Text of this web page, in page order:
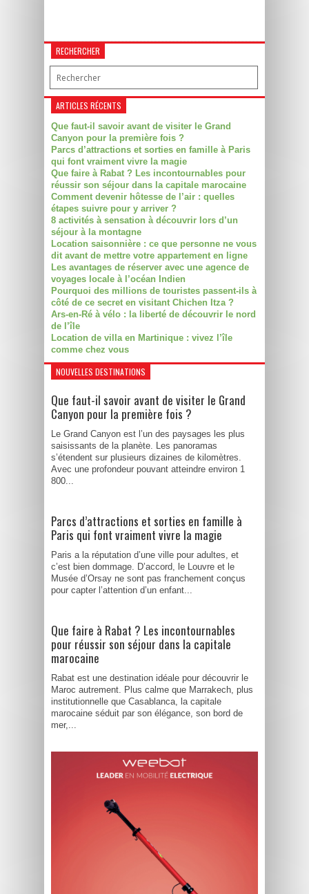
RECHERCHER
ARTICLES RÉCENTS
Que faut-il savoir avant de visiter le Grand
Canyon pour la première fois ?
Parcs d’attractions et sorties en famille à Paris
qui font vraiment vivre la magie
Que faire à Rabat ? Les incontournables pour
réussir son séjour dans la capitale marocaine
Comment devenir hôtesse de l’air : quelles
étapes suivre pour y arriver ?
8 activités à sensation à découvrir lors d’un
séjour à la montagne
Location saisonnière : ce que personne ne vous
dit avant de mettre votre appartement en ligne
Les avantages de réserver avec une agence de
voyages locale à l’océan Indien
Pourquoi des millions de touristes passent-ils à
côté de ce secret en visitant Chichen Itza ?
Ars-en-Ré à vélo : la liberté de découvrir le nord
de l’île
Location de villa en Martinique : vivez l’île
comme chez vous
NOUVELLES DESTINATIONS
Que faut-il savoir avant de visiter le Grand
Canyon pour la première fois ?
Le Grand Canyon est l’un des paysages les plus
saisissants de la planète. Les panoramas
s’étendent sur plusieurs dizaines de kilomètres.
Avec une profondeur pouvant atteindre environ 1
800...
Parcs d’attractions et sorties en famille à
Paris qui font vraiment vivre la magie
Paris a la réputation d’une ville pour adultes, et
c’est bien dommage. D’accord, le Louvre et le
Musée d’Orsay ne sont pas franchement conçus
pour capter l’attention d’un enfant...
Que faire à Rabat ? Les incontournables
pour réussir son séjour dans la capitale
marocaine
Rabat est une destination idéale pour découvrir le
Maroc autrement. Plus calme que Marrakech, plus
institutionnelle que Casablanca, la capitale
marocaine séduit par son élégance, son bord de
mer,...